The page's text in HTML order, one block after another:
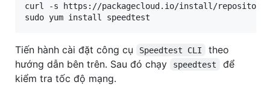
curl -s https://packagecloud.io/install/
sudo yum install speedtest
Tiến hành cài đặt công cụ Speedtest CLI
theo
hướng dẫn bên trên. Sau đó chạy
speedtest
để
kiểm tra tốc độ mạng.